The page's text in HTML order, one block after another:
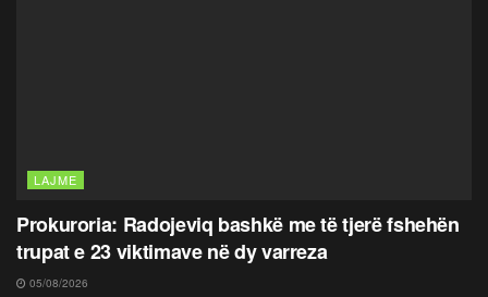
LAJME
Prokuroria: Radojeviq bashkë me të tjerë fshehën
trupat e 23 viktimave në dy varreza
05/08/2026